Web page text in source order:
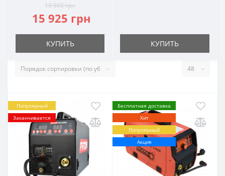
19 565 грн
15 925 грн
КУПИТЬ КУПИТЬ
Популярный
Заканчивается
Бесплатная доставка
Хит
Популярный
Акция